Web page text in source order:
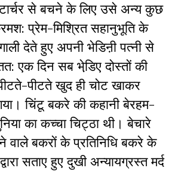
टार्चर से बचने के लिए उसे अन्य कुछ
प्रेम-मिश्रित सहानुभूति के
देते हुए अपनी भेडिऩी पत्नी से
एक दिन सब भेडि़ए दोस्तों की
पीटते खुद ही चोट खाकर
चिंटू बकरे की कहानी बेरहम-
का कच्चा चिट्ठा थी। बेचारे
बकरों के प्रतिनिधि बकरे के
सताए हुए दुखी अन्यायग्रस्त मर्द